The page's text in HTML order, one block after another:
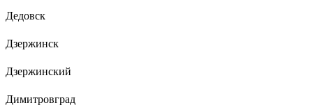
Дедовск
Дзержинск
Дзержинский
Димитровград